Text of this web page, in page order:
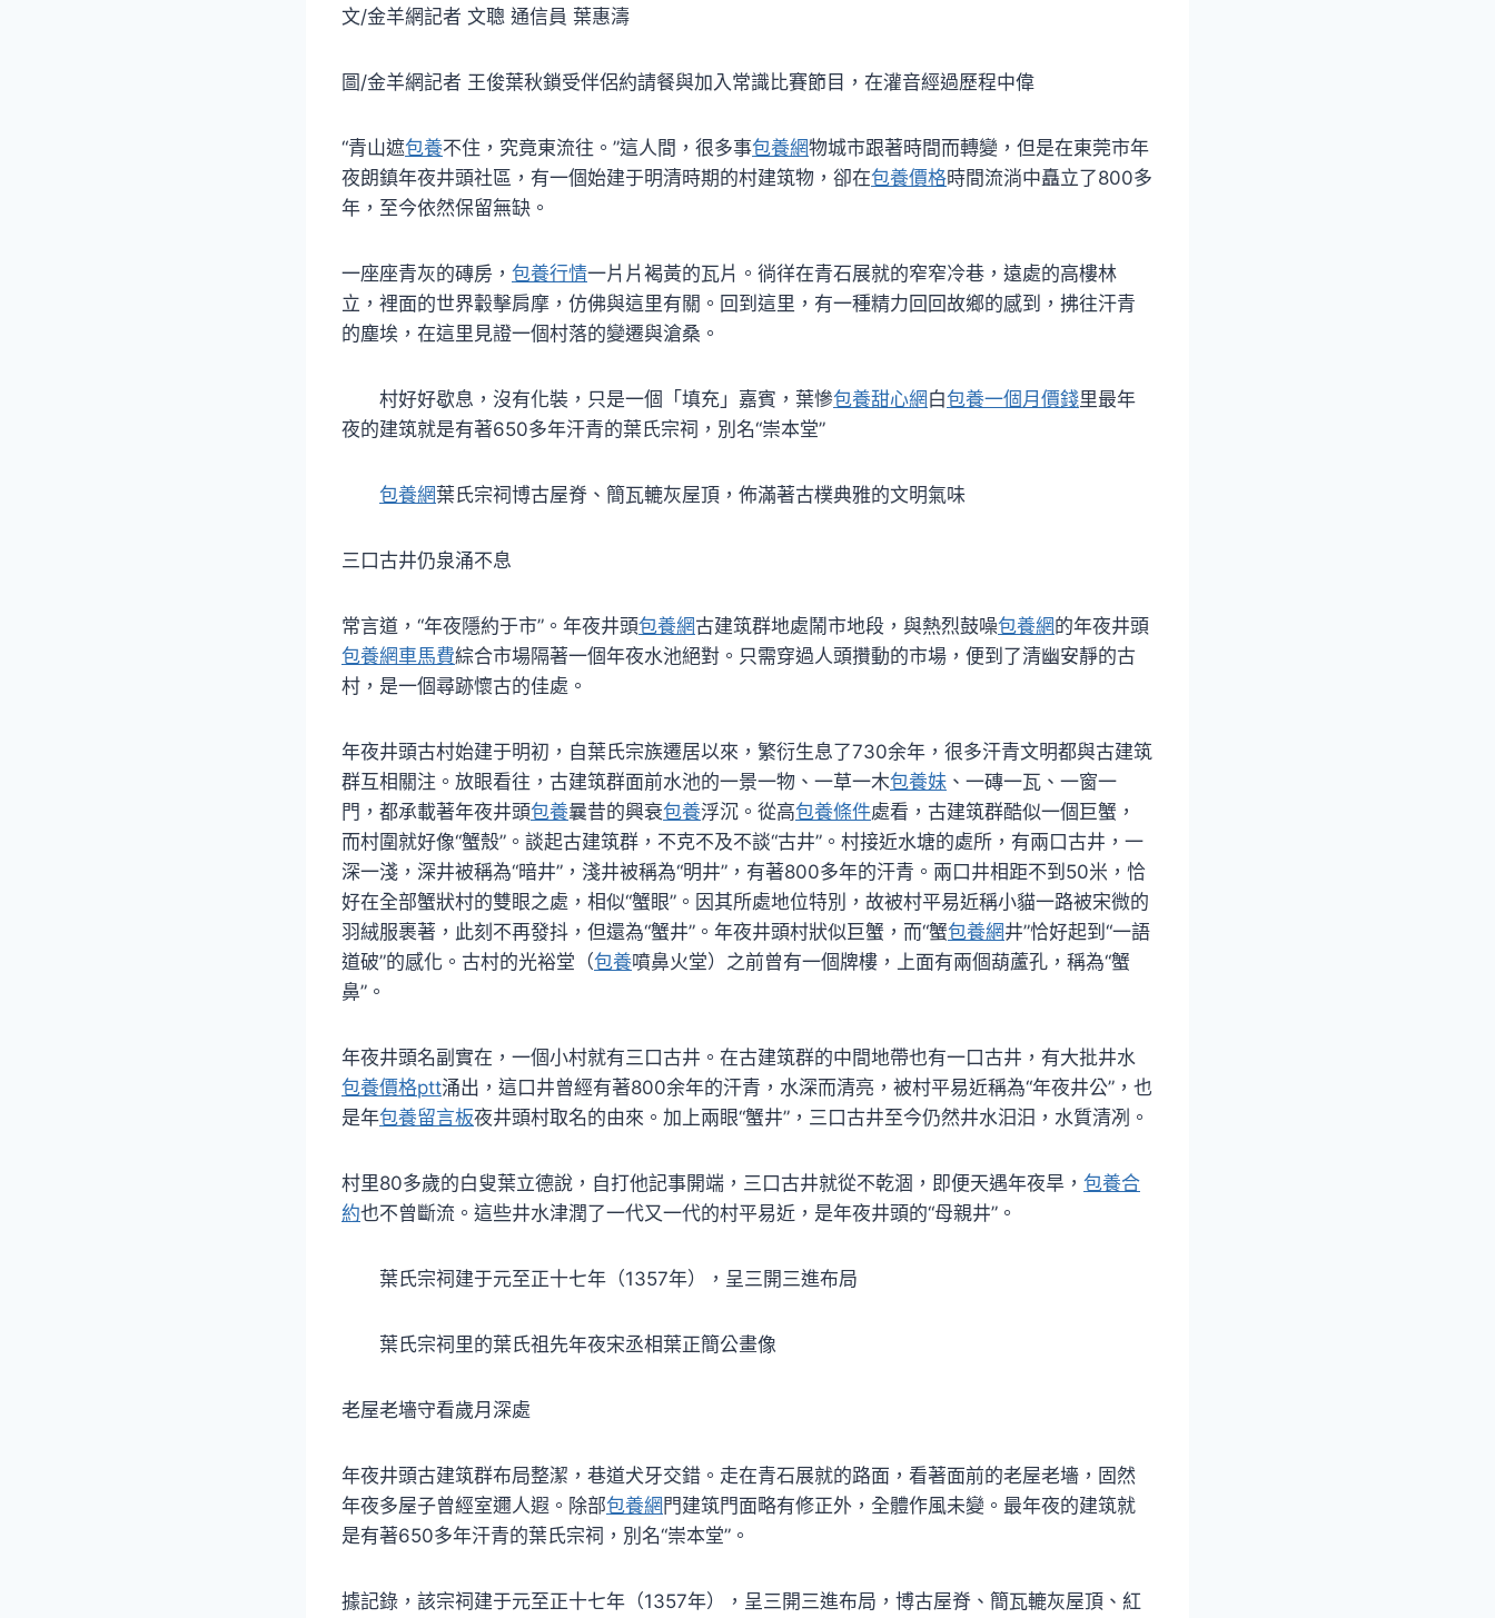
文/金羊網記者 文聰 通信員 葉惠濤
圖/金羊網記者 王俊葉秋鎖受伴侶約請餐與加入常識比賽節目，在灌音經過歷程中偉
“青山遮包養不住，究竟東流往。”這人間，很多事包養網物城市跟著時間而轉變，但是在東莞市年
夜朗鎮年夜井頭社區，有一個始建于明清時期的村建筑物，卻在包養價格時間流淌中矗立了800多
年，至今依然保留無缺。
一座座青灰的磚房， 包養行情一片片褐黃的瓦片。徜徉在青石展就的窄窄冷巷，遠處的高樓林
立，裡面的世界轂擊肩摩，仿佛與這里有關。回到這里，有一種精力回回故鄉的感到，拂往汗青
的塵埃，在這里見證一個村落的變遷與滄桑。
村好好歇息，沒有化裝，只是一個「填充」嘉賓，葉慘包養甜心網 白包養一個月價錢里最年
夜的建筑就是有著650多年汗青的葉氏宗祠，別名“崇本堂”
包養網葉氏宗祠博古屋脊、簡瓦轆灰屋頂，佈滿著古樸典雅的文明氣味
三口古井仍泉涌不息
常言道，“年夜隱約于市”。年夜井頭包養網古建筑群地處鬧市地段，與熱烈鼓噪包養網的年夜井頭
包養網車馬費綜合市場隔著一個年夜水池絕對。只需穿過人頭攢動的市場，便到了清幽安靜的古
村，是一個尋跡懷古的佳處。
年夜井頭古村始建于明初，自葉氏宗族遷居以來，繁衍生息了730余年，很多汗青文明都與古建筑
群互相關注。放眼看往，古建筑群面前水池的一景一物、一草一木包養妹 、一磚一瓦、一窗一
門，都承載著年夜井頭包養曩昔的興衰包養浮沉。從高包養條件處看，古建筑群酷似一個巨蟹，
而村圍就好像“蟹殼”。談起古建筑群，不克不及不談“古井”。村接近水塘的處所，有兩口古井，一
深一淺，深井被稱為“暗井”，淺井被稱為“明井”，有著800多年的汗青。兩口井相距不到50米，恰
好在全部蟹狀村的雙眼之處，相似“蟹眼”。因其所處地位特別，故被村平易近稱小貓一路被宋微的
羽絨服裹著，此刻不再發抖，但還為“蟹井”。年夜井頭村狀似巨蟹，而“蟹包養網井”恰好起到“一語
道破”的感化。古村的光裕堂（包養噴鼻火堂）之前曾有一個牌樓，上面有兩個葫蘆孔，稱為“蟹
鼻”。
年夜井頭名副實在，一個小村就有三口古井。在古建筑群的中間地帶也有一口古井，有大批井水
包養價格ptt涌出，這口井曾經有著800余年的汗青，水深而清亮，被村平易近稱為“年夜井公”，也
是年包養留言板夜井頭村取名的由來。加上兩眼“蟹井”，三口古井至今仍然井水汩汩，水質清冽。
村里80多歲的白叟葉立德說，自打他記事開端，三口古井就從不乾涸，即便天遇年夜旱， 包養合
約也不曾斷流。這些井水津潤了一代又一代的村平易近，是年夜井頭的“母親井”。
葉氏宗祠建于元至正十七年（1357年），呈三開三進布局
葉氏宗祠里的葉氏祖先年夜宋丞相葉正簡公畫像
老屋老墻守看歲月深處
年夜井頭古建筑群布局整潔，巷道犬牙交錯。走在青石展就的路面，看著面前的老屋老墻，固然
年夜多屋子曾經室邇人遐。除部包養網 門建筑門面略有修正外，全體作風未變。最年夜的建筑就
是有著650多年汗青的葉氏宗祠，別名“崇本堂”。
據記錄，該宗祠建于元至正十七年（1357年），呈三開三進布局，博古屋脊、簡瓦轆灰屋頂、紅